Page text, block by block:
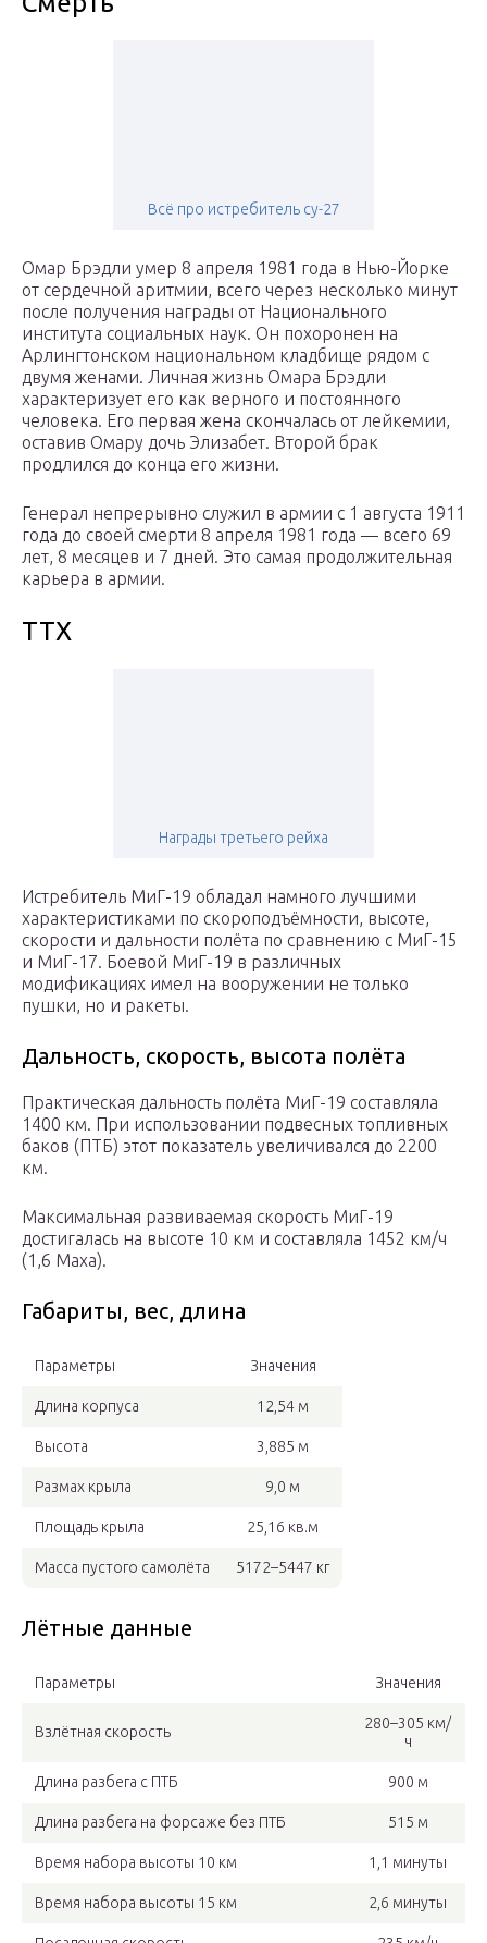
Всё про истребитель су-27
Омар Брэдли умер 8 апреля 1981 года в Нью-Йорке
от сердечной аритмии, всего через несколько минут
после получения награды от Национального
института социальных наук. Он похоронен на
Арлингтонском национальном кладбище рядом с
двумя женами. Личная жизнь Омара Брэдли
характеризует его как верного и постоянного
человека. Его первая жена скончалась от лейкемии,
оставив Омару дочь Элизабет. Второй брак
продлился до конца его жизни.
Генерал непрерывно служил в армии с 1 августа 1911
года до своей смерти 8 апреля 1981 года — всего 69
лет, 8 месяцев и 7 дней. Это самая продолжительная
карьера в армии.
ТТХ
Награды третьего рейха
Истребитель МиГ-19 обладал намного лучшими
характеристиками по скороподъёмности, высоте,
скорости и дальности полёта по сравнению с МиГ-15
и МиГ-17. Боевой МиГ-19 в различных
модификациях имел на вооружении не только
пушки, но и ракеты.
Дальность, скорость, высота полёта
Практическая дальность полёта МиГ-19 составляла
1400 км. При использовании подвесных топливных
баков (ПТБ) этот показатель увеличивался до 2200
км.
Максимальная развиваемая скорость МиГ-19
достигалась на высоте 10 км и составляла 1452 км/ч
(1,6 Маха).
Габариты, вес, длина
Параметры Значения
Длина корпуса 12,54 м
Высота 3,885 м
Размах крыла 9,0 м
Площадь крыла 25,16 кв.м
Масса пустого самолёта 5172–5447 кг
Лётные данные
Параметры Значения
Взлётная скорость
280–305 км/
ч
Длина разбега с ПТБ 900 м
Длина разбега на форсаже без ПТБ 515 м
Время набора высоты 10 км 1,1 минуты
Время набора высоты 15 км 2,6 минуты